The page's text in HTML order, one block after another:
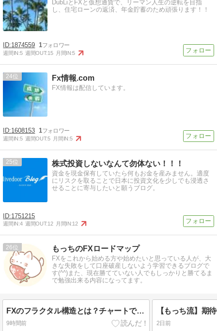
DubLiとFXと仮想通貨で、リーマン人生の逆転を目指
し、住宅ローンの返済、年金貯蓄のため頑張ります！！
1874559 1
週間IN:5 週間OUT:15 月間IN:5
24 Fx情報.com
FX情報は配信しています。
1608153 1
週間IN:5 週間OUT:5 月間IN:5
25 株式投資しないなんて勿体ない！！！
資金を現金保有していたら何もお金を産みません。適度
にリスクを取ることで日本に投資文化を少しでも浸透さ
せることに寄与したいと願うブログ。
1751215
週間IN:4 週間OUT:12 月間IN:12
26 もっちのFXロードマップ
FXをこれから始める方や始めたいと思っている人が、大
きな失敗をして口座破産しないよう学習できるブログで
す(^^)また、現在勝てていない人でもしっかりと勝てるま
で勉強出来る内容になってます。
FXのフラクタル構造とは？チャートで見つける方法・使い方をわかりやすく解説
9時間前 2日前